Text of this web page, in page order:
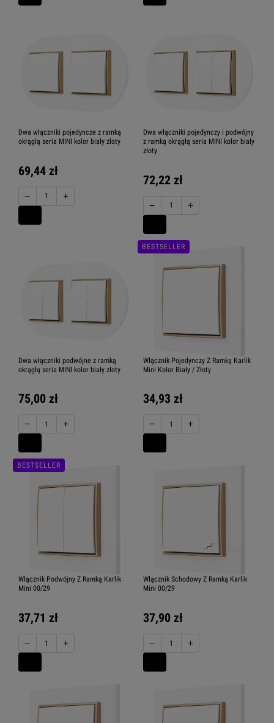
Dwa włączniki pojedyncze z ramką
okrągłą seria MINI kolor biały złoty
69,44 zł
− +
Dwa włączniki pojedynczy i podwójny
z ramką okrągłą seria MINI kolor biały
złoty
72,22 zł
− +
Dwa włączniki podwójne z ramką
okrągłą seria MINI kolor biały złoty
75,00 zł
− +
Włącznik Pojedynczy Z Ramką Karlik
Mini Kolor Biały / Złoty
34,93 zł
− +
BESTSELLER
Włącznik Podwójny Z Ramką Karlik
Mini 00/29
37,71 zł
− +
BESTSELLER
Włącznik Schodowy Z Ramką Karlik
Mini 00/29
37,90 zł
− +